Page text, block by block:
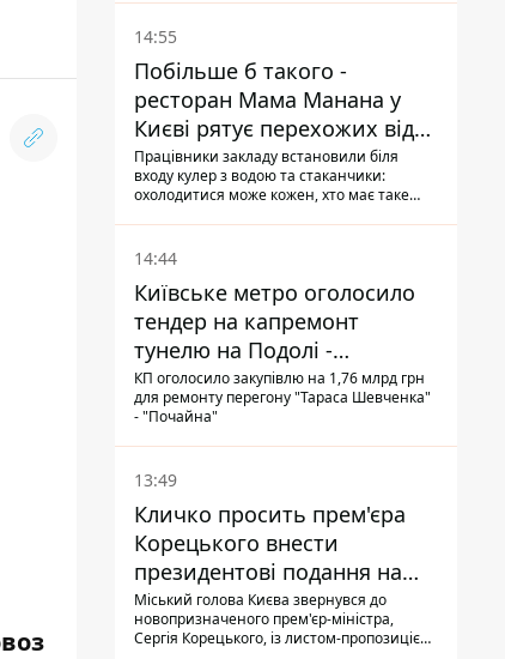
більше коштів
14:55
Побільше б такого -
ресторан Мама Манана у
Києві рятує перехожих від
спеки
Працівники закладу встановили біля
входу кулер з водою та стаканчики:
охолодитися може кожен, хто має таке
14:44
Київське метро оголосило
тендер на капремонт
тунелю на Подолі -
триватиме майже два роки
КП оголосило закупівлю на 1,76 млрд грн
для ремонту перегону "Тараса Шевченка"
- "Почайна"
13:49
Кличко просить прем'єра
Корецького внести
президентові подання на
звільнення володаря
Троєщини Бахматова
Міський голова Києва звернувся до
новопризначеного прем'єр-міністра,
Сергія Корецького, із листом-пропозицією